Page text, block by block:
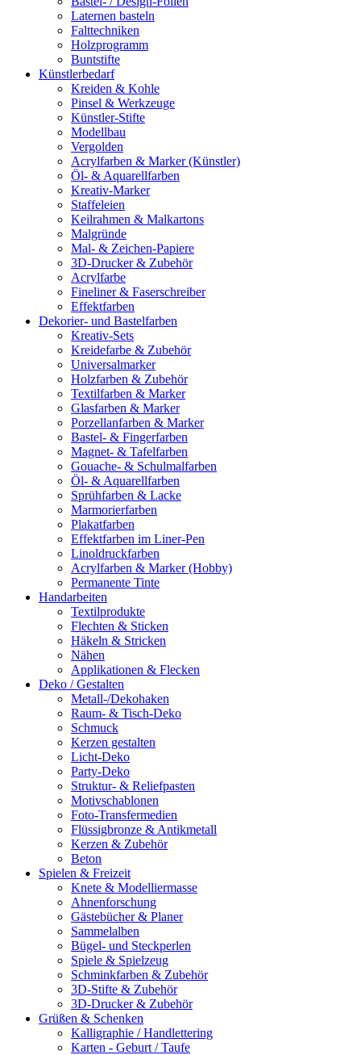
Laternen basteln
Falttechniken
Holzprogramm
Buntstifte
Künstlerbedarf
Kreiden & Kohle
Pinsel & Werkzeuge
Künstler-Stifte
Modellbau
Vergolden
Acrylfarben & Marker (Künstler)
Öl- & Aquarellfarben
Kreativ-Marker
Staffeleien
Keilrahmen & Malkartons
Malgründe
Mal- & Zeichen-Papiere
3D-Drucker & Zubehör
Acrylfarbe
Fineliner & Faserschreiber
Effektfarben
Dekorier- und Bastelfarben
Kreativ-Sets
Kreidefarbe & Zubehör
Universalmarker
Holzfarben & Zubehör
Textilfarben & Marker
Glasfarben & Marker
Porzellanfarben & Marker
Bastel- & Fingerfarben
Magnet- & Tafelfarben
Gouache- & Schulmalfarben
Öl- & Aquarellfarben
Sprühfarben & Lacke
Marmorierfarben
Plakatfarben
Effektfarben im Liner-Pen
Linoldruckfarben
Acrylfarben & Marker (Hobby)
Permanente Tinte
Handarbeiten
Textilprodukte
Flechten & Sticken
Häkeln & Stricken
Nähen
Applikationen & Flecken
Deko / Gestalten
Metall-/Dekohaken
Raum- & Tisch-Deko
Schmuck
Kerzen gestalten
Licht-Deko
Party-Deko
Struktur- & Reliefpasten
Motivschablonen
Foto-Transfermedien
Flüssigbronze & Antikmetall
Kerzen & Zubehör
Beton
Spielen & Freizeit
Knete & Modelliermasse
Ahnenforschung
Gästebücher & Planer
Sammelalben
Bügel- und Steckperlen
Spiele & Spielzeug
Schminkfarben & Zubehör
3D-Stifte & Zubehör
3D-Drucker & Zubehör
Grüßen & Schenken
Kalligraphie / Handlettering
Karten - Geburt / Taufe